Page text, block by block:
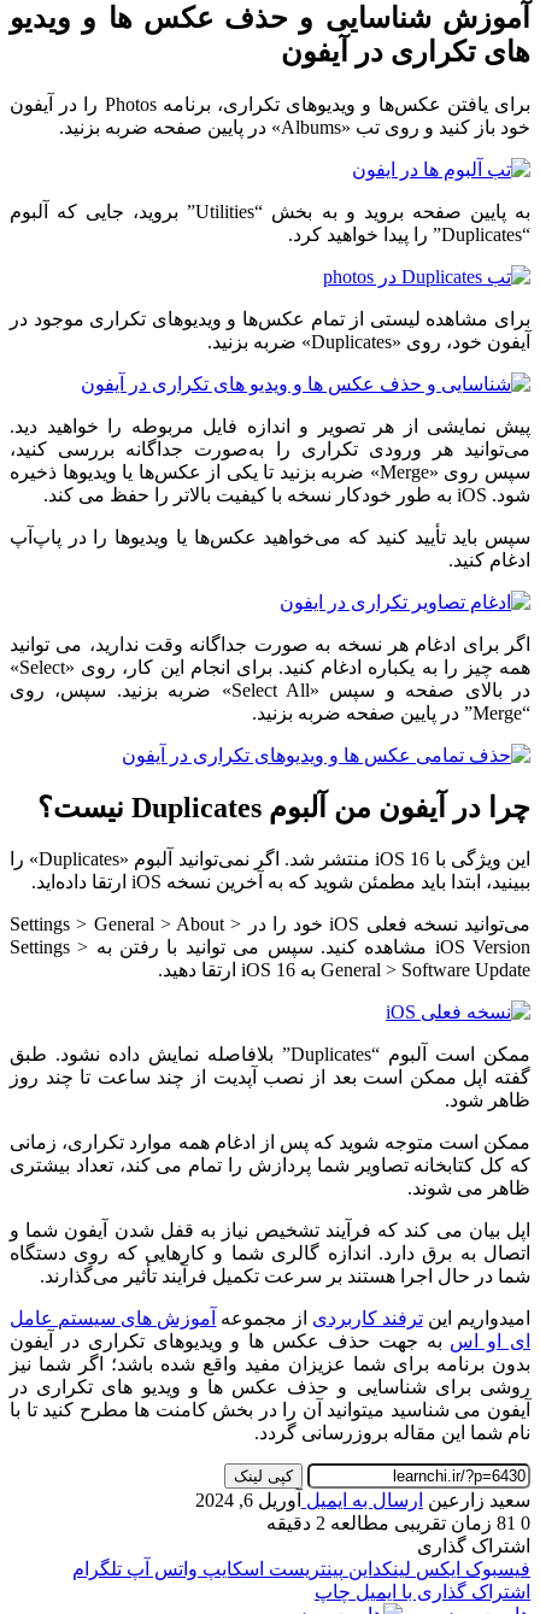
آموزش شناسایی و حذف عکس ها و ویدیو
های تکراری در آیفون
برای یافتن عکس‌ها و ویدیوهای تکراری، برنامه Photos را در آیفون
خود باز کنید و روی تب «Albums» در پایین صفحه ضربه بزنید.
به پایین صفحه بروید و به بخش “Utilities” بروید، جایی که آلبوم
“Duplicates” را پیدا خواهید کرد.
برای مشاهده لیستی از تمام عکس‌ها و ویدیوهای تکراری موجود در
آیفون خود، روی «Duplicates» ضربه بزنید.
پیش نمایشی از هر تصویر و اندازه فایل مربوطه را خواهید دید.
می‌توانید هر ورودی تکراری را به‌صورت جداگانه بررسی کنید،
سپس روی «Merge» ضربه بزنید تا یکی از عکس‌ها یا ویدیوها ذخیره
شود. iOS به طور خودکار نسخه با کیفیت بالاتر را حفظ می کند.
سپس باید تأیید کنید که می‌خواهید عکس‌ها یا ویدیوها را در پاپ‌آپ
ادغام کنید.
اگر برای ادغام هر نسخه به صورت جداگانه وقت ندارید، می توانید
همه چیز را به یکباره ادغام کنید. برای انجام این کار، روی «Select»
در بالای صفحه و سپس «Select All» ضربه بزنید. سپس، روی
“Merge” در پایین صفحه ضربه بزنید.
چرا در آیفون من آلبوم Duplicates نیست؟
این ویژگی با iOS 16 منتشر شد. اگر نمی‌توانید آلبوم «Duplicates» را
ببینید، ابتدا باید مطمئن شوید که به آخرین نسخه iOS ارتقا داده‌اید.
می‌توانید نسخه فعلی iOS خود را در Settings > General > About >
iOS Version مشاهده کنید. سپس می توانید با رفتن به Settings >
General > Software Update به iOS 16 ارتقا دهید.
ممکن است آلبوم “Duplicates” بلافاصله نمایش داده نشود. طبق
گفته اپل ممکن است بعد از نصب آپدیت از چند ساعت تا چند روز
ظاهر شود.
ممکن است متوجه شوید که پس از ادغام همه موارد تکراری، زمانی
که کل کتابخانه تصاویر شما پردازش را تمام می کند، تعداد بیشتری
ظاهر می شوند.
اپل بیان می کند که فرآیند تشخیص نیاز به قفل شدن آیفون شما و
اتصال به برق دارد. اندازه گالری شما و کارهایی که روی دستگاه
شما در حال اجرا هستند بر سرعت تکمیل فرآیند تأثیر می‌گذارند.
امیدواریم اینترفند کاربردی از مجموعه آموزش های سیستم عامل
ای او اس به جهت حذف عکس ها و ویدیوهای تکراری در آیفون
بدون برنامه برای شما عزیزان مفید واقع شده باشد؛ اگر شما نیز
روشی برای شناسایی و حذف عکس ها و ویدیو های تکراری در
آیفون می شناسید میتوانید آن را در بخش کامنت ها مطرح کنید تا با
نام شما این مقاله بروزرسانی گردد.
کپی لینک
سعید زارعین ارسال به ایمیل آوریل 6, 2024
0
زمان تقریبی مطالعه 2 دقیقه
اشتراک گذاری
فیسبوک ایکس لینکداین پینتریست اسکایپ واتس آپ تلگرام
اشتراک گذاری با ایمیل چاپ